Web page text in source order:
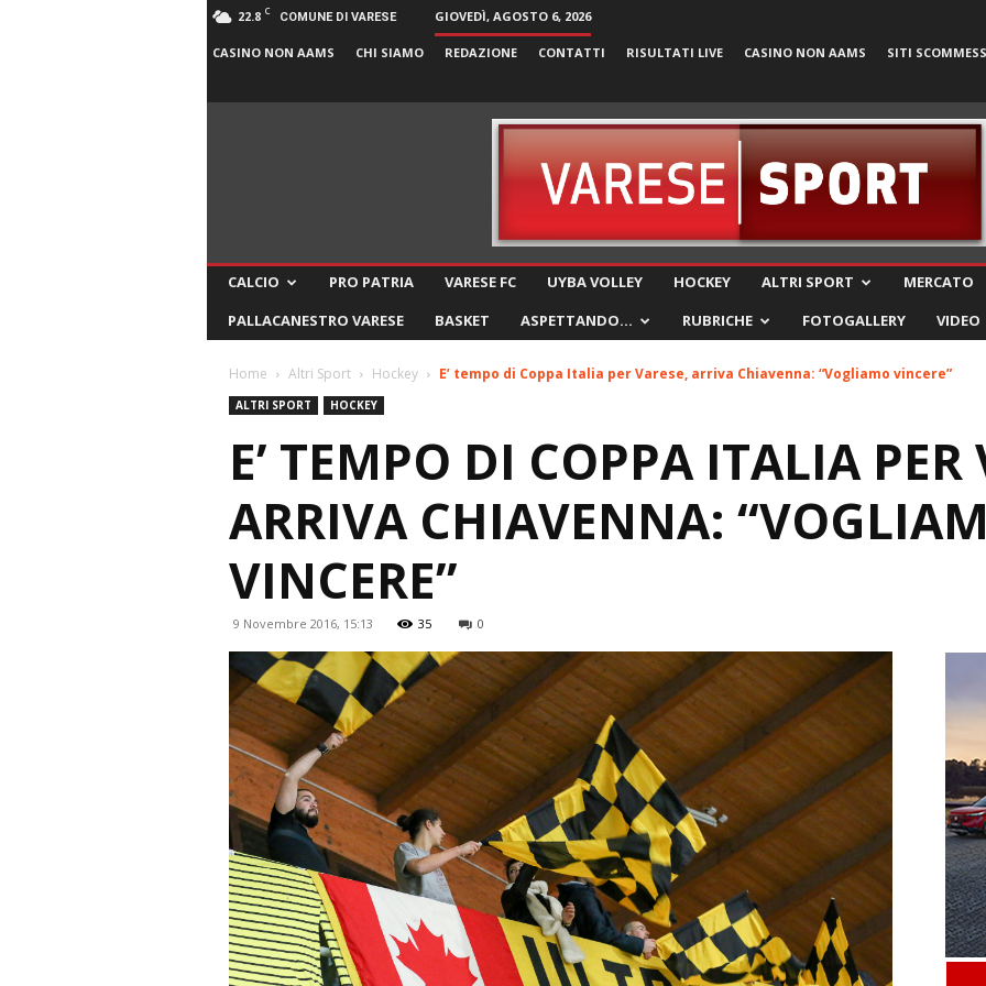
22.8 C COMUNE DI VARESE GIOVEDÌ, AGOSTO 6, 2026
CASINO NON AAMS CHI SIAMO REDAZIONE CONTATTI RISULTATI LIVE CASINO NON AAMS SITI
CALCIO PRO PATRIA VARESE FC UYBA VOLLEY HOCKEY ALTRI SPORT
MERCATO
PALLACANESTRO VARESE
BASKET ASPETTANDO… RUBRICHE FOTOGALLERY VIDEO
Home Altri Sport Hockey E’ tempo di Coppa Italia per Varese, arriva Chiavenna: “Vogliamo vincere”
ALTRI SPORT HOCKEY
E’ TEMPO DI COPPA ITALIA PER
ARRIVA CHIAVENNA:
VINCERE”
9 Novembre 2016, 15:13 35 0